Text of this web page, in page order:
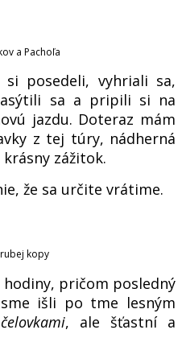
a Pachoľa
si posedeli, vyhriali sa,
sa a pripili si na
jazdu. Doteraz mám
z tej túry, nádherná
zážitok.
že sa určite vrátime.
kopy
pričom posledný
išli po tme lesným
čelovkami, ale šťastní a